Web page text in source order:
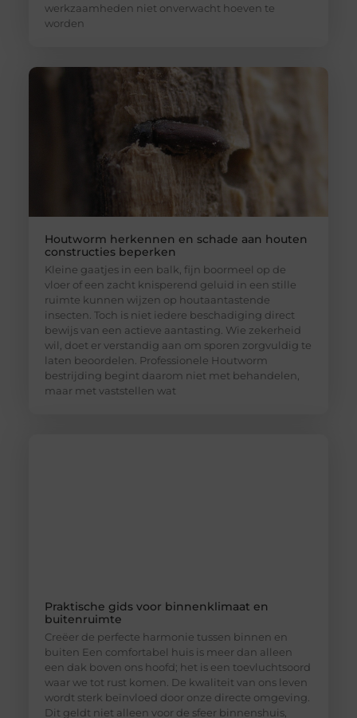
werkzaamheden niet onverwacht hoeven te
worden
Houtworm herkennen en schade aan houten
constructies beperken
Kleine gaatjes in een balk, fijn boormeel op de
vloer of een zacht knisperend geluid in een stille
ruimte kunnen wijzen op houtaantastende
insecten. Toch is niet iedere beschadiging direct
bewijs van een actieve aantasting. Wie zekerheid
wil, doet er verstandig aan om sporen zorgvuldig te
laten beoordelen. Professionele Houtworm
bestrijding begint daarom niet met behandelen,
maar met vaststellen wat
Praktische gids voor binnenklimaat en
buitenruimte
Creëer de perfecte harmonie tussen binnen en
buiten Een comfortabel huis is meer dan alleen
een dak boven ons hoofd; het is een toevluchtsoord
waar we tot rust komen. De kwaliteit van ons leven
wordt sterk beïnvloed door onze directe omgeving.
Dit geldt niet alleen voor de sfeer binnenshuis,